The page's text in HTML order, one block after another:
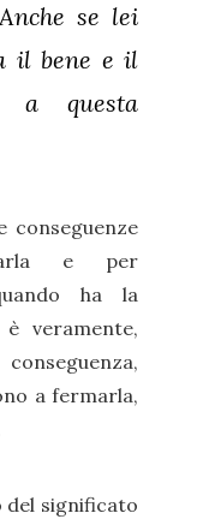
se lei
il bene e il
a questa
conseguenze
e per
ha la
veramente,
a fermarla,
del significato